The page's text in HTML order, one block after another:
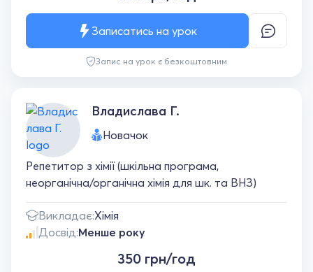
Запис на урок є безкоштовним
Записатись на урок
Владислава Г.
Новачок
Репетитор з хімії (шкільна програма,
неорганічна/органічна хімія для шк. та ВНЗ)
Викладає:Хімія
Досвід:Менше року
350 грн/год